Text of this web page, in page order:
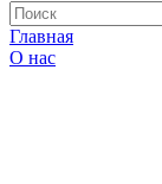
Главная
О нас